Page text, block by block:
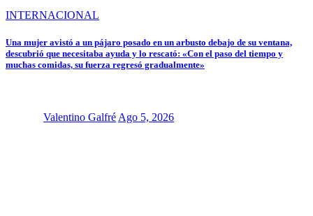
INTERNACIONAL
Una mujer avistó a un pájaro posado en un arbusto debajo de su ventana,
descubrió que necesitaba ayuda y lo rescató: «Con el paso del tiempo y
muchas comidas, su fuerza regresó gradualmente»
Valentino GalfréAgo 5, 2026